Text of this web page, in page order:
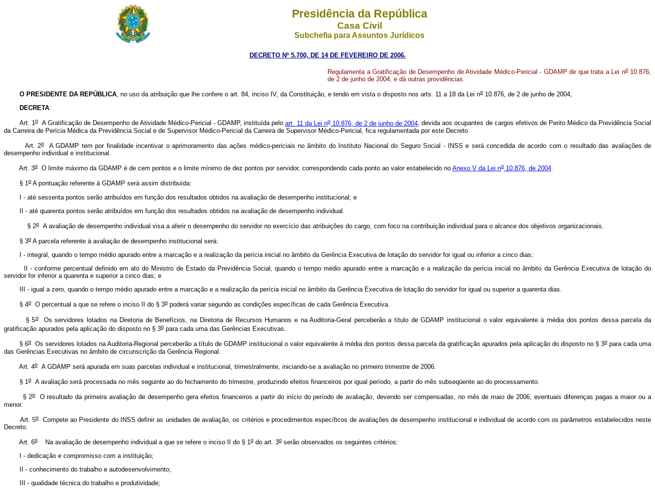
Presidência da República
Casa Civil
Subchefia para Assuntos Jurídicos
DECRETO Nº 5.700, DE 14 DE FEVEREIRO DE 2006.
Regulamenta a Gratificação de Desempenho de Atividade Médico-Pericial - GDAMP de que trata a Lei no10.876,
de 2 de junho de 2004, e dá outras providências.
O PRESIDENTE DA REPÚBLICA, no uso da atribuição que lhe confere o art. 84, inciso IV, da Constituição, e tendo em vista o disposto nos arts. 11 a 18 da Lei no 10.876, de 2 de junho de 2004,
DECRETA:
Art. 1oA Gratificação de Desempenho de Atividade Médico-Pericial - GDAMP, instituída peloart. 11 da Lei no10.876, de 2 de junho de 2004, devida aos ocupantes de cargos efetivos de Perito Médico da Previdência Social
da Carreira de Perícia Médica da Previdência Social e de Supervisor Médico-Pericial da Carreira de Supervisor Médico-Pericial, fica regulamentada por este Decreto.
Art. 2o
A GDAMP tem por finalidade incentivar o aprimoramento das ações médico-periciais no âmbito do Instituto Nacional do Seguro Social - INSS e será concedida de acordo com o resultado das avaliações de
desempenho individual e institucional.
Art. 3o O limite máximo da GDAMP é de cem pontos e o limite mínimo de dez pontos por servidor, correspondendo cada ponto ao valor estabelecido no Anexo V da Lei no 10.876, de 2004.
§ 1o A pontuação referente à GDAMP será assim distribuída:
I - até sessenta pontos serão atribuídos em função dos resultados obtidos na avaliação de desempenho institucional; e
II - até quarenta pontos serão atribuídos em função dos resultados obtidos na avaliação de desempenho individual.
§ 2o A avaliação de desempenho individual visa a aferir o desempenho do servidor no exercício das atribuições do cargo, com foco na contribuição individual para o alcance dos objetivos organizacionais.
§ 3o A parcela referente à avaliação de desempenho institucional será:
I - integral, quando o tempo médio apurado entre a marcação e a realização da perícia inicial no âmbito da Gerência Executiva de lotação do servidor for igual ou inferior a cinco dias;
II - conforme percentual definido em ato do Ministro de Estado da Previdência Social, quando o tempo médio apurado entre a marcação e a realização da perícia inicial no âmbito da Gerência Executiva de lotação do
servidor for inferior a quarenta e superior a cinco dias; e
III - igual a zero, quando o tempo médio apurado entre a marcação e a realização da perícia inicial no âmbito da Gerência Executiva de lotação do servidor for igual ou superior a quarenta dias.
§ 4o O percentual a que se refere o inciso II do § 3o poderá variar segundo as condições específicas de cada Gerência Executiva.
§ 5oOs servidores lotados na Diretoria de Benefícios, na Diretoria de Recursos Humanos e na Auditoria-Geral perceberão a título de GDAMP institucional o valor equivalente à média dos pontos dessa parcela da
gratificação apurados pela aplicação do disposto no § 3o para cada uma das Gerências Executivas.
§ 6o Os servidores lotados na Auditoria-Regional perceberão a título de GDAMP institucional o valor equivalente à média dos pontos dessa parcela da gratificação apurados pela aplicação do disposto no § 3o para cada uma
das Gerências Executivas no âmbito de circunscrição da Gerência Regional.
Art. 4o A GDAMP será apurada em suas parcelas individual e institucional, trimestralmente, iniciando-se a avaliação no primeiro trimestre de 2006.
§ 1o A avaliação será processada no mês seguinte ao do fechamento do trimestre, produzindo efeitos financeiros por igual período, a partir do mês subseqüente ao do processamento.
§ 2oO resultado da primeira avaliação de desempenho gera efeitos financeiros a partir do início do período de avaliação, devendo ser compensadas, no mês de maio de 2006, eventuais diferenças pagas a maior ou a
menor.
Art. 5oCompete ao Presidente do INSS definir as unidades de avaliação, os critérios e procedimentos específicos de avaliações de desempenho institucional e individual de acordo com os parâmetros estabelecidos neste
Decreto.
Art. 6o Na avaliação de desempenho individual a que se refere o inciso II do § 1o do art. 3o serão observados os seguintes critérios:
I - dedicação e compromisso com a instituição;
II - conhecimento do trabalho e autodesenvolvimento;
III - qualidade técnica do trabalho e produtividade;